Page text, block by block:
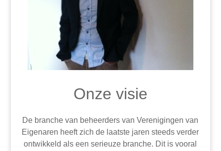
Onze visie
De branche van beheerders van Verenigingen van
Eigenaren heeft zich de laatste jaren steeds verder
ontwikkeld als een serieuze branche. Dit is vooral